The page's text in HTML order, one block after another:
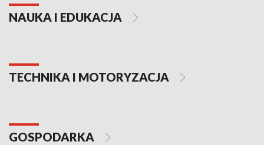
NAUKA I EDUKACJA
TECHNIKA I MOTORYZACJA
GOSPODARKA